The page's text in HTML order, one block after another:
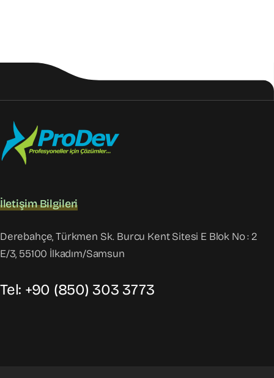
İletişim Bilgileri
Derebahçe, Türkmen Sk. Burcu Kent Sitesi E Blok No : 2
E/3, 55100 İlkadım/Samsun
Tel: +90 (850) 303 3773